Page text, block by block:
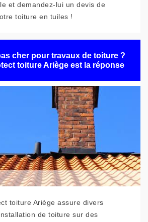
et demandez-lui un devis de
toiture en tuiles !
cher pour travaux de toiture ?
toiture Ariège est la réponse
toiture Ariège assure divers
de toiture sur des